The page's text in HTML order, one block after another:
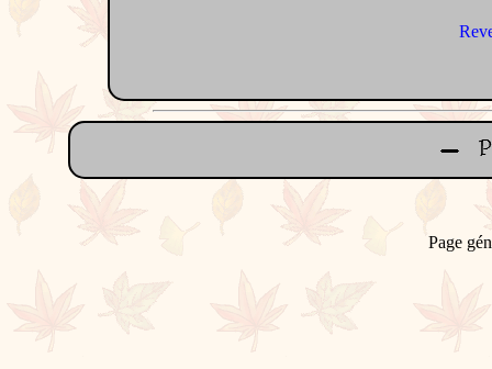
Page